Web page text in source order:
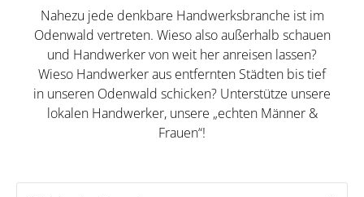
Nahezu jede denkbare Handwerksbranche ist im
Odenwald vertreten. Wieso also außerhalb schauen
und Handwerker von weit her anreisen lassen?
Wieso Handwerker aus entfernten Städten bis tief
in unseren Odenwald schicken? Unterstütze unsere
lokalen Handwerker, unsere „echten Männer &
Frauen“!